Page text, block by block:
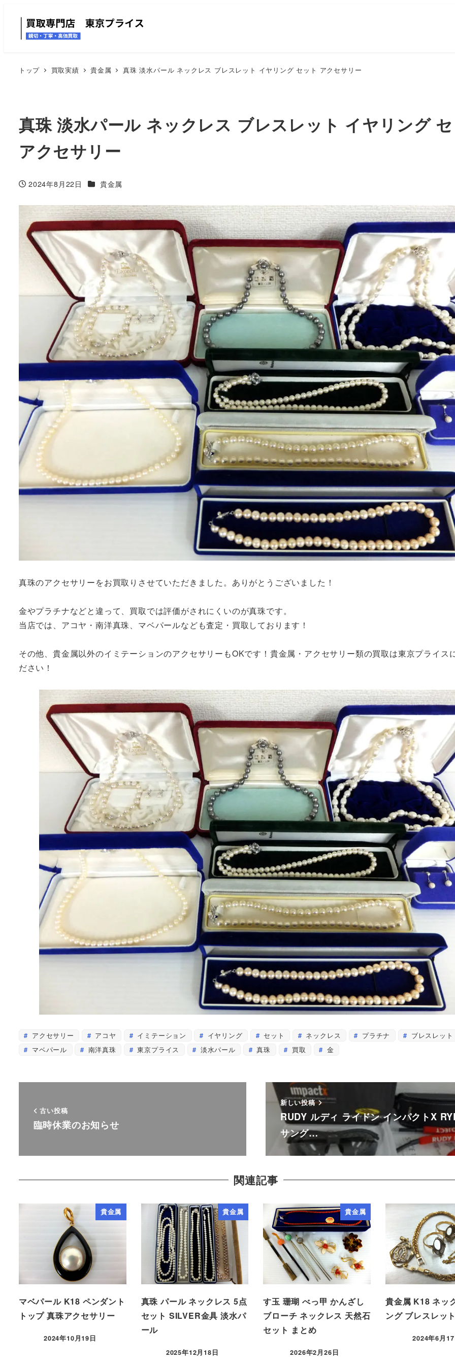
トップ 買取実績 貴金属 真珠 淡水パール ネックレス ブレスレット イヤリング セット アクセサリー
真珠 淡水パール ネックレス ブレスレット イヤリング
アクセサリー
投稿日
2024年8月22日 カテゴリー
貴金属
真珠のアクセサリーをお買取りさせていただきました。ありがとうございました！
金やプラチナなどと違って、買取では評価がされにくいのが真珠です。
当店では、アコヤ・南洋真珠、マベパールなども査定・買取しております！
その他、貴金属以外のイミテーションのアクセサリーもOKです！貴金属・アクセサリー類の買取は東京プライス
ださい！
アクセサリー アコヤ イミテーション イヤリング セット ネックレス プラチナ
ブレスレット
マベパール
南洋真珠 東京プライス 淡水パール 真珠 買取 金
古い投稿
臨時休業のお知らせ
新しい投稿
RUDY ルディ ライドン インパクトX
サング…
関連記事
貴金属
マベパール K18 ペンダント
トップ 真珠アクセサリー
2024年10月19日
貴金属
真珠 パール ネックレス 5点
セット SILVER金具 淡水パ
ール
2025年12月18日
貴金属
す玉 珊瑚 べっ甲 かんざし
ブローチ ネックレス 天然石
セット まとめ
2026年2月26日
貴金属 K18 ネッ
ング ブレスレッ
2024年6月